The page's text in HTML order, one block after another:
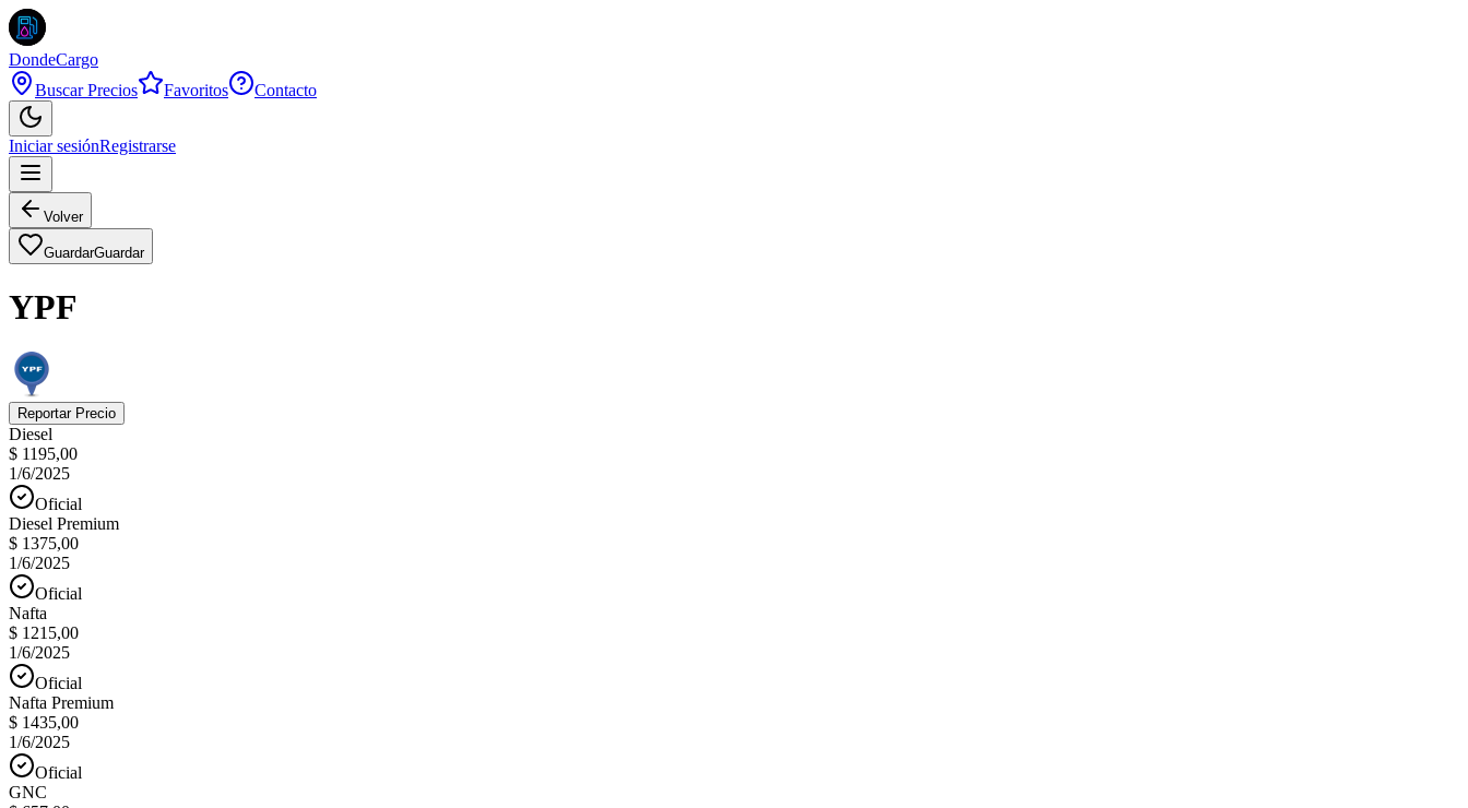
DondeCargo
Buscar Precios
Favoritos Contacto
Iniciar sesiónRegistrarse
Volver
GuardarGuardar
YPF
Reportar Precio
Diesel
$ 1195,00
1/6/2025
Oficial
Diesel Premium
$ 1375,00
1/6/2025
Oficial
Nafta
$ 1215,00
1/6/2025
Oficial
Nafta Premium
$ 1435,00
1/6/2025
Oficial
GNC